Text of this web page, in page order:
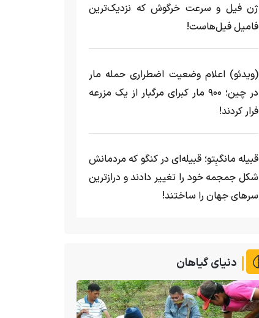
ژن فیل و سرعت خرگوش که نزدیک‌ترین
فامیل فیل‌هاست!
(ویدئو) اعلام وضعیت اضطراری حمله مار‌
در چین؛ ۹۰۰ مار کبرای مرگبار از یک مزرعه‌
فرار کردند!
قبیله مانگبِتو؛ قبیله‌ای در کنگو که مردمانش
شکل جمجمه خود را تغییر دادند و درازترین
سرهای جهان را ساختند!
دنیای گیاهان